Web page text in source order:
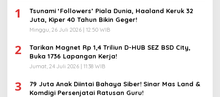
1
Tsunami ‘Followers’ Piala Dunia, Haaland Keruk 32
Juta, Kiper 40 Tahun Bikin Geger!
Minggu, 26 Juli 2026 | 12:50 WIB
2
Tarikan Magnet Rp 1,4 Triliun D-HUB SEZ BSD City,
Buka 1736 Lapangan Kerja!
Jumat, 24 Juli 2026 | 11:38 WIB
3
79 Juta Anak Diintai Bahaya Siber! Sinar Mas Land &
Komdigi Persenjatai Ratusan Guru!